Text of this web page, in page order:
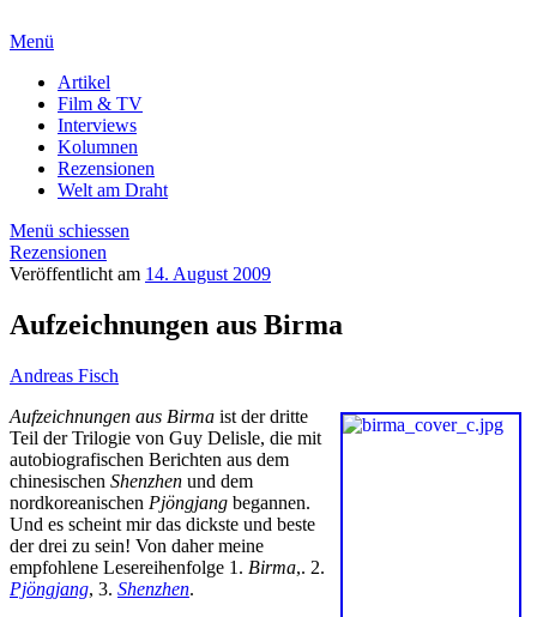
Menü
Artikel
Film & TV
Interviews
Kolumnen
Rezensionen
Welt am Draht
Menü schiessen
Rezensionen
Veröffentlicht am 14. August 2009
Aufzeichnungen aus Birma
Andreas Fisch
Aufzeichnungen aus Birma ist der dritte
Teil der Trilogie von Guy Delisle, die mit
autobiografischen Berichten aus dem
chinesischen Shenzhen und dem
nordkoreanischen Pjöngjang begannen.
Und es scheint mir das dickste und beste
der drei zu sein! Von daher meine
empfohlene Lesereihenfolge 1. Birma,. 2.
Pjöngjang, 3. Shenzhen.